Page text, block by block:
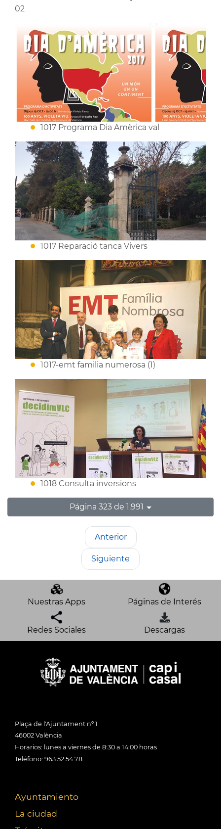
02
1017 Programa Dia Amèrica val
1017 Reparació tanca Vivers
1017-emt familia numerosa (1)
1018 Consulta inversions
Página 323 de 1.991
Anterior
Siguiente
Nuestras Apps Páginas de Interés
Redes Sociales Descargas
Plaça de l'Ajuntament nº 1
46002 València
Horarios: lunes a viernes de 8:30 a 14:00 horas
Teléfono: 963 52 54 78
Ayuntamiento
La ciudad